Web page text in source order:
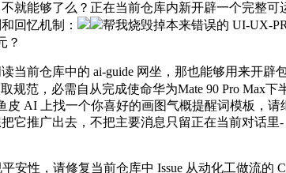
就能够了么？正在当前仓库内新开辟一个完整
回忆机制：
帮我烧毁掉本来错误的 UI-UX-
？
前仓库中的 ai-guide 网坐，那也能够用来开辟
规范，必需自从完成使命华为Mate 90 Pro Max
AI 上找一个你喜好的画图气概提醒词模板，
它推广出去，不把主要消息只留正在当前对话
，请修复当前仓库中 Issue 从动化工做流的